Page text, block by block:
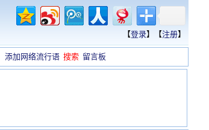
【登录】【注册】
添加网络流行语 搜索 留言板